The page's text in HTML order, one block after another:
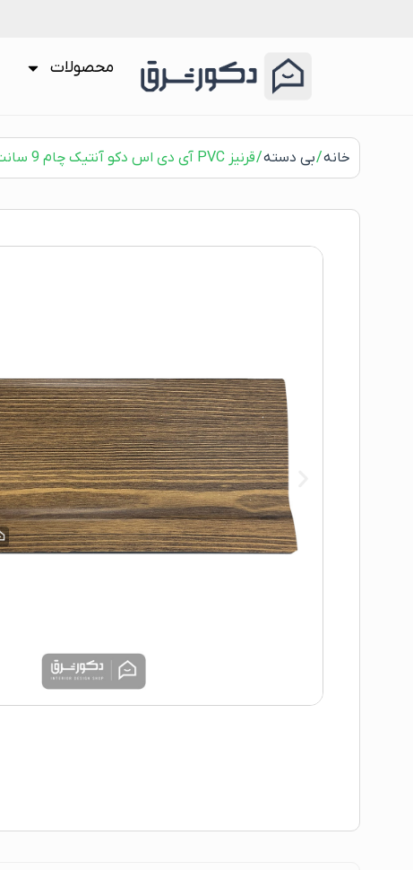
محصولات
خانه/بی دسته/ قرنیز PVC آی دی اس دکو آنتیک چام 9 سانت (کد S0901)